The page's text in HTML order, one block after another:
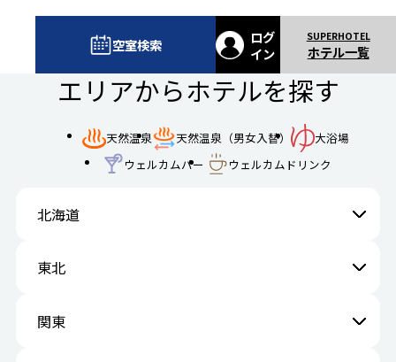
空室検索
ログ
イン
ホテル一覧
エリアからホテルを探す
天然温泉 天然温泉（男女入替）
大浴場
ウェルカムバー
ウェルカムドリンク
北海道
東北
関東